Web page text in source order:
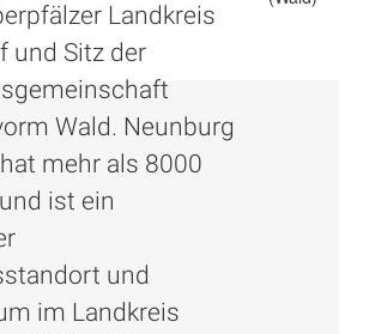
Landkreis
und Sitz der
Wald. Neunburg
mehr als 8000
ist ein
und
im Landkreis